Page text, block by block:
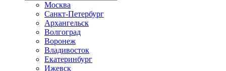
Москва
Санкт-Петербург
Архангельск
Волгоград
Воронеж
Владивосток
Екатеринбург
Ижевск